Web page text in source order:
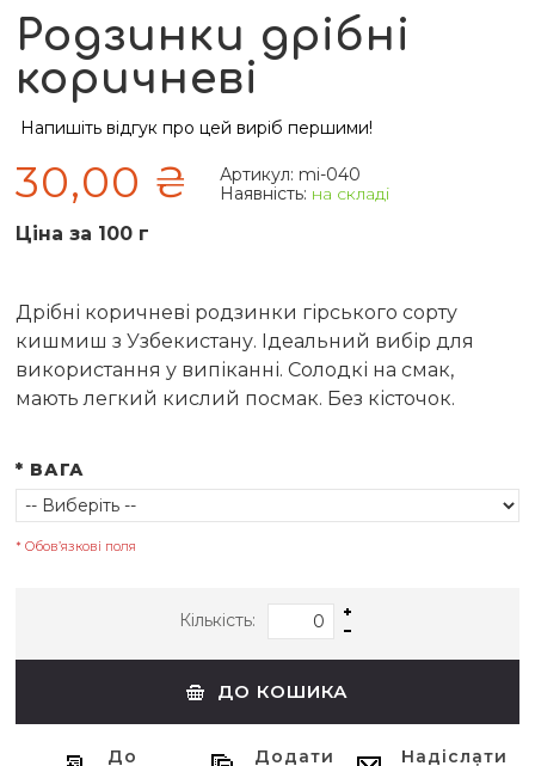
Родзинки дрібні
коричневі
Напишіть відгук про цей виріб першими!
30,00 ₴ Артикул: mi-040
Наявність: на складі
Ціна за 100 г
Дрібні коричневі родзинки гірського сорту
кишмиш з Узбекистану. Ідеальний вибір для
використання у випіканні. Солодкі на смак,
мають легкий кислий посмак. Без кісточок.
* ВАГА
* Обов’язкові поля
Кількість:
ДО КОШИКА
До Додати Надіслати